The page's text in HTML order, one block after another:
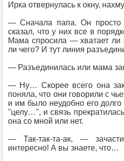
Ирка отвернулась к окну,
— Сначала папа. Он просто
сказал, что у них все в
Мама спросила — хватает ли
ли чего? И тут линия
— Разъединилась или мама
— Ну… Скорее всего она
поняла, что они говорили с
и им было неудобно его
"целу…", и связь
она со мной или нет.
— Так-так-та-ак, —
интересно! А вы знаете, что…